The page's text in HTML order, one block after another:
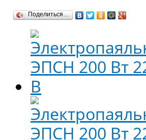
Поделиться…